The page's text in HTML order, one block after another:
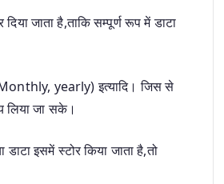
जाता है,ताकि सम्पूर्ण रूप में डाटा
yearly) इत्यादि। जिस से
लिया जा सके।
इसमें स्टोर किया जाता है,तो